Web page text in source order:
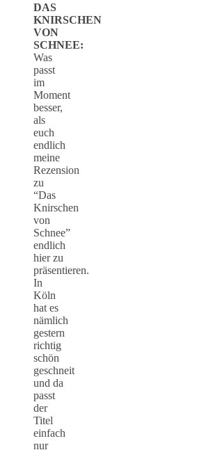
DAS
KNIRSCHEN
VON
SCHNEE:
Was
passt
im
Moment
besser,
als
euch
endlich
meine
Rezension
zu
“Das
Knirschen
von
Schnee”
endlich
hier zu
präsentieren.
In
Köln
hat es
nämlich
gestern
richtig
schön
geschneit
und da
passt
der
Titel
einfach
nur